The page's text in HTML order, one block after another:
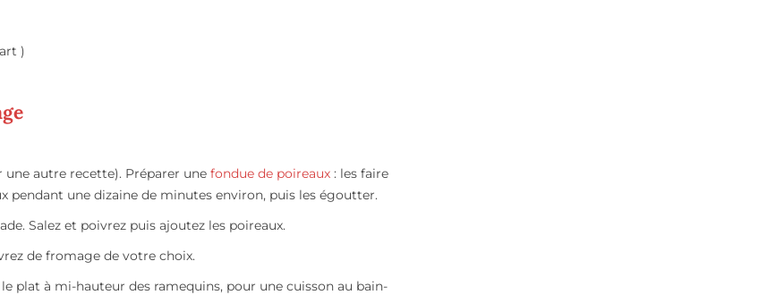
)
une autre recette). Préparer une fondue de poireaux : les faire
pendant une dizaine de minutes environ, puis les égoutter.
Salez et poivrez puis ajoutez les poireaux.
de fromage de votre choix.
plat à mi-hauteur des ramequins, pour une cuisson au bain-